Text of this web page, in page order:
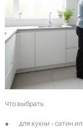
Что выбрать:
● для кухни - сатин